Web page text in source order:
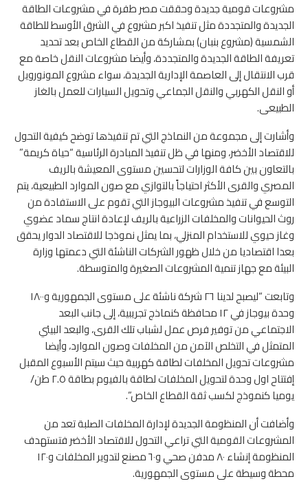
مشروعات قومية جديدة وحققت مصر طفرة في مشروعات الطاقة
الجديدة والمتجددة مثل تنفيذ اكبر مشروع في الشرق الأوسط للطاقة
الشمسية (مشروع بنبان) بمشاركة من القطاع الخاص بعد تحديد
تعريفة الطاقة الجديدة والمتجددة، وأيضا مشروعات النقل خاصة مع
قرب الانتقال إلى العاصمة الإدارية الجديدة، سواء مشروع المونورويل
أو النقل الكهربي والنقل الجماعي وتحويل السيارات للعمل بالغاز
الطبيعى.
وأشارت إلى مجموعة من النماذج التي تم تنفيذها توضح كيفية التحول
للاقتصاد الأخضر، ومنها في ظل تنفيذ المبادرة الرئاسية “حياة كريمة”
بالتعاون بين كافة الوزارات لتحسين مستوى المعيشة بالريف
المصري والقرى الأكثر احتياجاً بالتوازي مع صون الموارد الطبيعية، يتم
التوسع في تنفيذ مشروعات البيوجاز التي تقوم على الاستفادة من
روث الحيوانات والمخلفات الزراعية بالريف لإعادة انتاج سماد عضوي
وغاز حيوي للاستخدام المنزلي، بما يمثل نموذجا للاقتصاد الدوار يحقق
بعدا اقتصاديا من خلال ظهور الشركات الناشئة التي دعمتها وزارة
البيئة مع جهاز تنمية المشروعات الصغيرة والمتوسطة.
وتابعت “ليصبح لدينا ٢٦ شركة ناشئة على مستوى الجمهورية و١٨٠٠
وحدة بيوجاز في ١٢ محافظة كنماذج تجريبية، إلى جانب البعد
الاجتماعي من توفير فرص عمل لشباب تلك القرى، والبعد البيئي
المتمثل في التخلص الآمن من المخلفات وصون الموارد، وأيضا
مشروعات تحويل المخلفات لطاقة كهربية حيث سيتم الأسبوع المقبل
إفتتاح اول وحدة لتحويل المخلفات لطاقة بالفيوم بطاقة ٢.٥ طن/
يوميا كنموذج لكسب ثقة القطاع الخاص”.
وأضافت أن المنظومة الجديدة لإدارة المخلفات الصلبة تعد من
المشروعات القومية التي تراعي التحول للاقتصاد الأخضر فتستهدف
المنظومة إنشاء ٨٠ مدفن صحي و٦٠ مصنع لتدوير المخلفات و١٢٠
محطة وسيطة على مستوى الجمهورية.